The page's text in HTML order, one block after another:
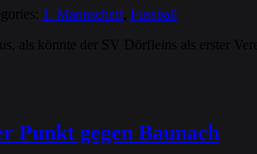
1. Mannschaft Fussball
als könnte der SV Dörfleins als erster
Punkt gegen Baunach